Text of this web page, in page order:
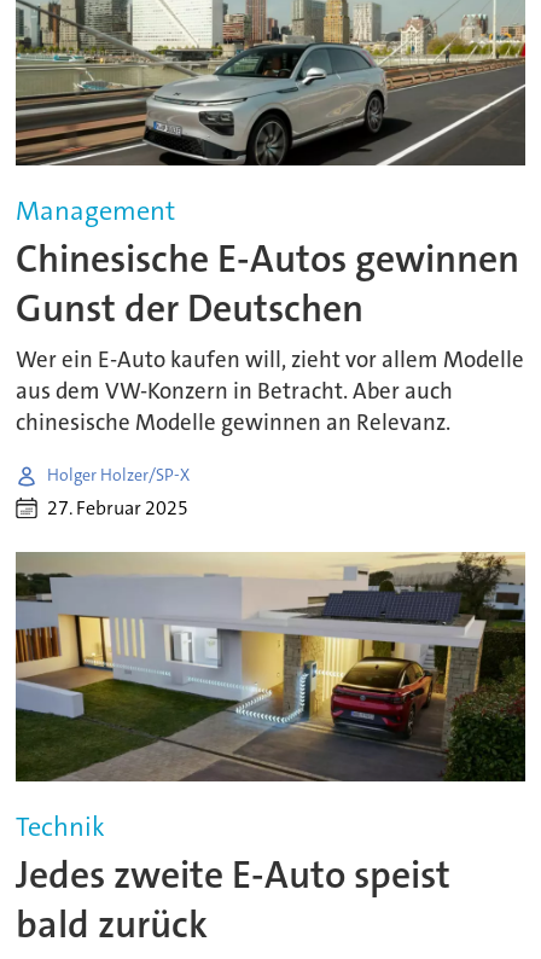
Management
Chinesische E-Autos gewinnen
Gunst der Deutschen
Wer ein E-Auto kaufen will, zieht vor allem Modelle
aus dem VW-Konzern in Betracht. Aber auch
chinesische Modelle gewinnen an Relevanz.
Holger Holzer/SP-X
27. Februar 2025
Technik
Jedes zweite E-Auto speist
bald zurück